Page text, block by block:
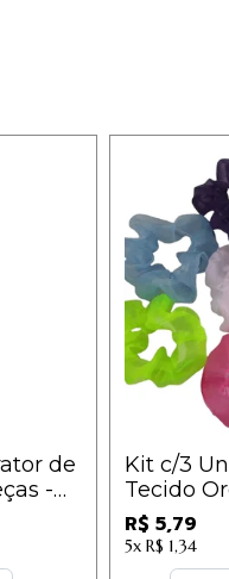
de
-
Kit c/3
Tecido
R$ 5,79
5x R$ 1,34